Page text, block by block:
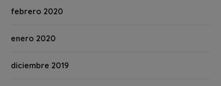
febrero 2020
enero 2020
diciembre 2019